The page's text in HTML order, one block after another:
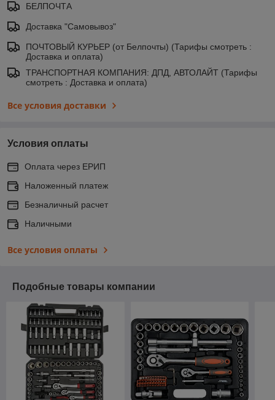
БЕЛПОЧТА
Доставка "Самовывоз"
ПОЧТОВЫЙ КУРЬЕР (от Белпочты) (Тарифы смотреть :
Доставка и оплата)
ТРАНСПОРТНАЯ КОМПАНИЯ: ДПД, АВТОЛАЙТ (Тарифы
смотреть : Доставка и оплата)
Все условия доставки
Условия оплаты
Оплата через ЕРИП
Наложенный платеж
Безналичный расчет
Наличными
Все условия оплаты
Подобные товары компании